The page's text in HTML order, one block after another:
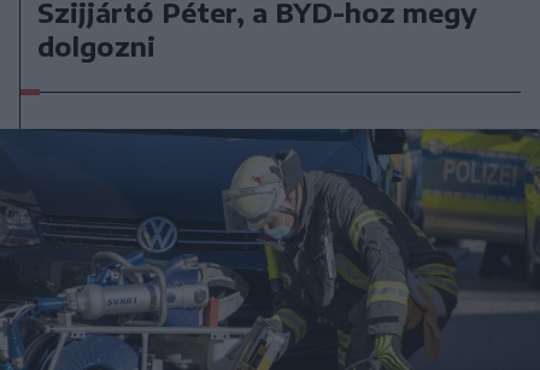
Szijjártó Péter, a BYD-hoz megy
dolgozni